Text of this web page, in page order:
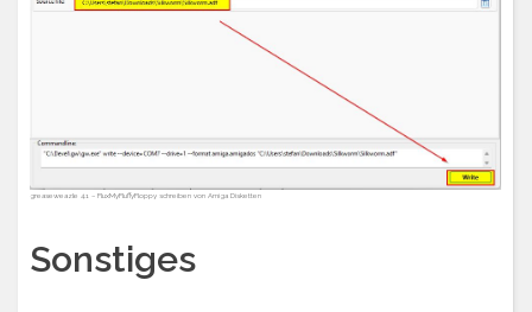
greaseweazle 4.1 – FluxMyFluffyFloppy schreiben von Amiga Disketten
Sonstiges